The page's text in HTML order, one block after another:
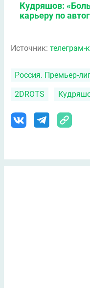
Кудряшов:
карьеру по
Источник: телеграм-
Россия. Премьер-
2DROTS